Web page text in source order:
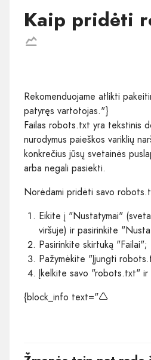
Kaip pridėti
Rekomenduojame atlikti
patyręs vartotojas."}
Failas robots.txt yra tekstinis
nurodymus paieškos variklių
konkrečius jūsų svetainės
arba negali pasiekti.
Norėdami pridėti savo
Eikite į "Nustatymai"
viršuje) ir pasirinkite
Pasirinkite skirtuką "Failai";
Pažymėkite "Įjungti
Įkelkite savo "robots.txt" ir
{block_info text="